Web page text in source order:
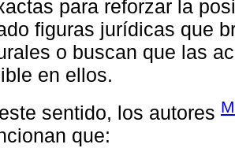
para reforzar la
figuras jurídicas que
o buscan que las
en ellos.
sentido, los autores
que: